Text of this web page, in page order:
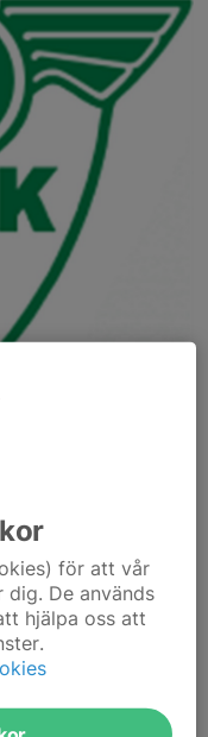
i vårt
det viktigaste är att
glädje och
för att vår
De används
hjälpa oss att